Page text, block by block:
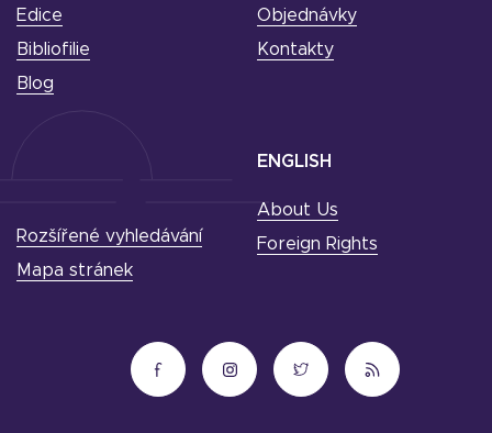
Edice
Bibliofilie
Blog
Objednávky
Kontakty
ENGLISH
About Us
Foreign Rights
Rozšířené vyhledávání
Mapa stránek